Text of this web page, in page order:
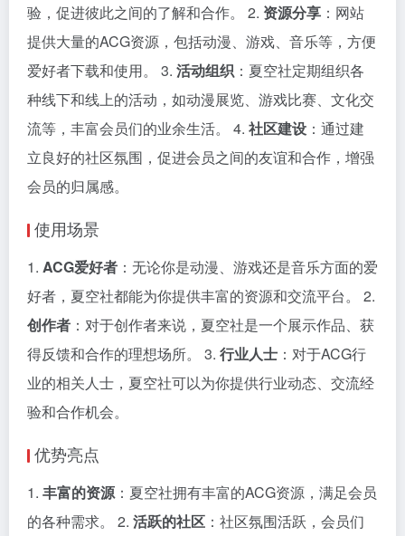
验，促进彼此之间的了解和合作。 2. 资源分享 ：网站
提供大量的ACG资源，包括动漫、游戏、音乐等，方便
爱好者下载和使用。 3. 活动组织 ：夏空社定期组织各
种线下和线上的活动，如动漫展览、游戏比赛、文化交
流等，丰富会员们的业余生活。 4. 社区建设 ：通过建
立良好的社区氛围，促进会员之间的友谊和合作，增强
会员的归属感。
使用场景
1. ACG爱好者 ：无论你是动漫、游戏还是音乐方面的爱
好者，夏空社都能为你提供丰富的资源和交流平台。 2.
创作者 ：对于创作者来说，夏空社是一个展示作品、获
得反馈和合作的理想场所。 3. 行业人士 ：对于ACG行
业的相关人士，夏空社可以为你提供行业动态、交流经
验和合作机会。
优势亮点
1. 丰富的资源：夏空社拥有丰富的ACG资源，满足会员
的各种需求。 2. 活跃的社区 ：社区氛围活跃，会员们